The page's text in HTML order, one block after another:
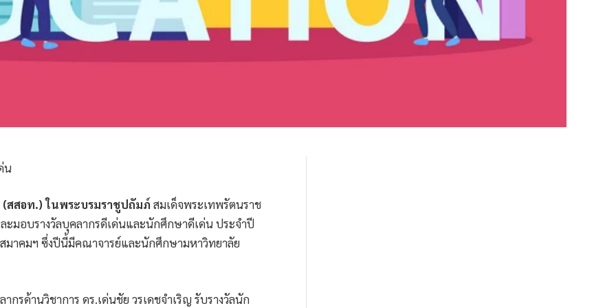
สสอท.) ในพระบรมราชูปถัมภ์ สมเด็จพระเทพรัตนราช
มอบรางวัลบุคลากรดีเด่นและนักศึกษาดีเด่น ประจำปี
มาคมฯ ซึ่งปีนี้มีคณาจารย์และนักศึกษามหาวิทยาลัย
กรด้านวิชาการ ดร.เด่นชัย วรเดชจำเริญ รับรางวัลนัก